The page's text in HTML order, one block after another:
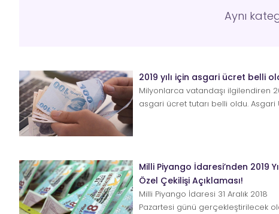
Aynı
2019 yılı için asgari ücret belli
Milyonlarca vatandaşı ilgilendiren
asgari ücret tutarı belli oldu. Asgari
Milli Piyango İdaresi’nden 2019
Özel Çekilişi Açıklaması!
Milli Piyango İdaresi 31 Aralık 2018
Pazartesi günü gerçekleştirilecek